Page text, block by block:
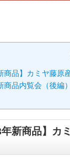
商品】カミヤ藤原
品内覧会（後編
年新商品】カ